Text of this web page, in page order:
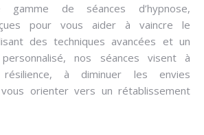
gamme de séances d’hypnose,
pour vous aider à vaincre le
des techniques avancées et un
personnalisé, nos séances visent à
à diminuer les envies
orienter vers un rétablissement